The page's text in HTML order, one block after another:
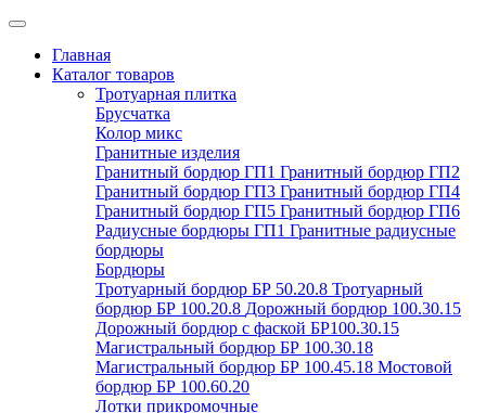
Главная
Каталог товаров
Тротуарная плитка
Брусчатка
Колор микс
Гранитные изделия
Гранитный бордюр ГП1 Гранитный бордюр ГП2
Гранитный бордюр ГП3 Гранитный бордюр ГП4
Гранитный бордюр ГП5 Гранитный бордюр ГП6
Радиусные бордюры ГП1 Гранитные радиусные
бордюры
Бордюры
Тротуарный бордюр БР 50.20.8 Тротуарный
бордюр БР 100.20.8 Дорожный бордюр 100.30.15
Дорожный бордюр с фаской БР100.30.15
Магистральный бордюр БР 100.30.18
Магистральный бордюр БР 100.45.18 Мостовой
бордюр БР 100.60.20
Лотки прикромочные